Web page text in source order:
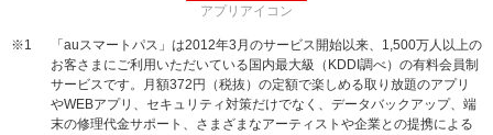
アプリアイコン
※1
「auスマートパス」は2012年3月のサービス開始以来、1,500万人以上の
お客さまにご利用いただいている国内最大級（KDDI調べ）の有料会員制
サービスです。月額372円（税抜）の定額で楽しめる取り放題のアプリ
やWEBアプリ、セキュリティ対策だけでなく、データバックアップ、端
末の修理代金サポート、さまざまなアーティストや企業との提携による